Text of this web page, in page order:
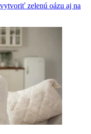
zelenú oázu aj na